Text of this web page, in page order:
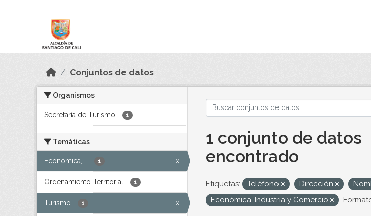
Conjuntos de datos
Organismos
Secretaría de Turismo - 1
Temáticas
Económica,... - 1 x
Ordenamiento Territorial - 1
Turismo - 1 x
1 conjunto de datos
encontrado
Etiquetas: Teléfono Dirección
Económica, Industria y Comercio